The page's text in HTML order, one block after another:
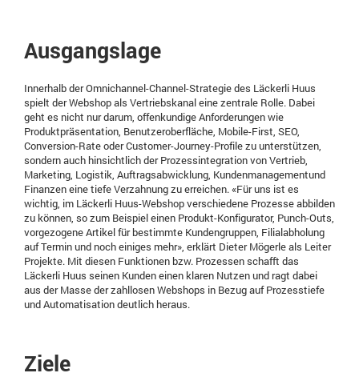
Ausgangslage
Innerhalb der Omnichannel-Channel-Strategie des Läckerli Huus
spielt der Webshop als Vertriebskanal eine zentrale Rolle. Dabei
geht es nicht nur darum, offenkundige Anforderungen wie
Produktpräsentation, Benutzeroberfläche, Mobile-First, SEO,
Conversion-Rate oder Customer-Journey-Profile zu unterstützen,
sondern auch hinsichtlich der Prozessintegration von Vertrieb,
Marketing, Logistik, Auftragsabwicklung, Kundenmanagementund
Finanzen eine tiefe Verzahnung zu erreichen. «Für uns ist es
wichtig, im Läckerli Huus-Webshop verschiedene Prozesse abbilden
zu können, so zum Beispiel einen Produkt-Konfigurator, Punch-Outs,
vorgezogene Artikel für bestimmte Kundengruppen, Filialabholung
auf Termin und noch einiges mehr», erklärt Dieter Mögerle als Leiter
Projekte. Mit diesen Funktionen bzw. Prozessen schafft das
Läckerli Huus seinen Kunden einen klaren Nutzen und ragt dabei
aus der Masse der zahllosen Webshops in Bezug auf Prozesstiefe
und Automatisation deutlich heraus.
Ziele